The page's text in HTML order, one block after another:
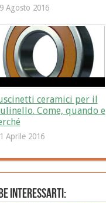
9 Agosto 2016
ceramici per il
Come, quando e
1 Aprile 2016
interessarti: